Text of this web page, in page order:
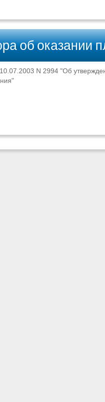
об оказании
N 2994 "Об